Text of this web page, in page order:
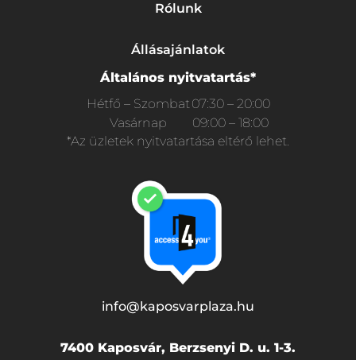
Rólunk
Állásajánlatok
Általános nyitvatartás*
Hétfő – Szombat07:30 – 20:00
Vasárnap
09:00 – 18:00
*Az üzletek nyitvatartása eltérő lehet.
info@kaposvarplaza.hu
7400 Kaposvár, Berzsenyi D. u. 1-3.